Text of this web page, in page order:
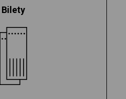
Bilety